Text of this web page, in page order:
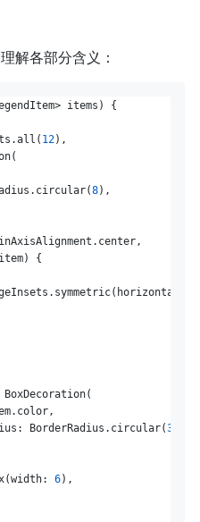
解各部分含义：
items) {
12),
8),
{
BorderRadius.circular(
3
6),